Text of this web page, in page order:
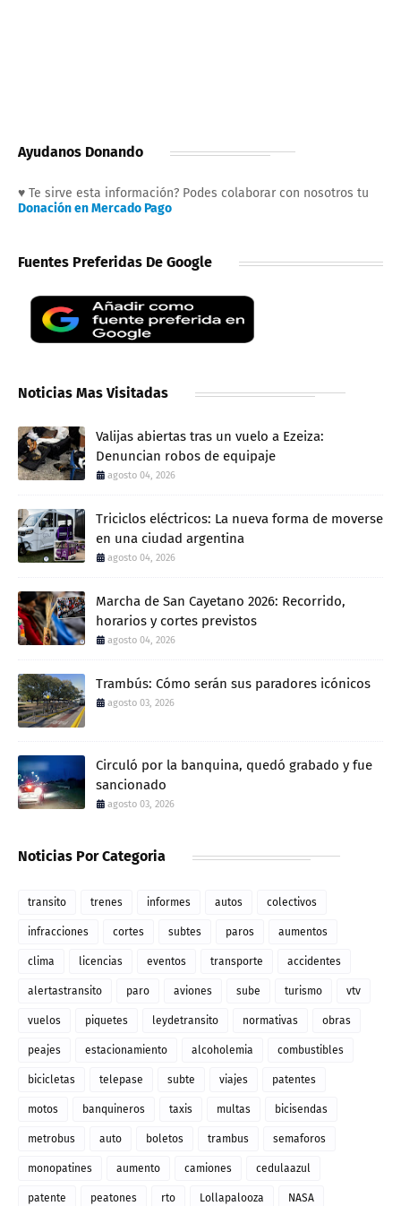
Ayudanos Donando
♥ Te sirve esta información? Podes colaborar con nosotros tu
Donación en Mercado Pago
Fuentes Preferidas De Google
Noticias Mas Visitadas
Valijas abiertas tras un vuelo a Ezeiza:
Denuncian robos de equipaje
agosto 04, 2026
Triciclos eléctricos: La nueva forma de moverse
en una ciudad argentina
agosto 04, 2026
Marcha de San Cayetano 2026: Recorrido,
horarios y cortes previstos
agosto 04, 2026
Trambús: Cómo serán sus paradores icónicos
agosto 03, 2026
Circuló por la banquina, quedó grabado y fue
sancionado
agosto 03, 2026
Noticias Por Categoria
transito trenes informes autos colectivos
infracciones cortes subtes paros aumentos
clima licencias eventos transporte accidentes
alertastransito paro aviones sube turismo vtv
vuelos piquetes leydetransito normativas obras
peajes estacionamiento alcoholemia combustibles
bicicletas telepase subte viajes patentes
motos banquineros taxis multas bicisendas
metrobus auto boletos trambus semaforos
monopatines aumento camiones cedulaazul
patente peatones rto Lollapalooza NASA